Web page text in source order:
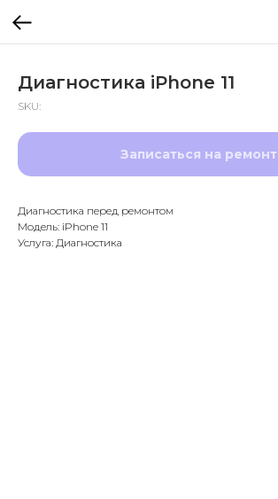
Диагностика iPhone 11
SKU:
Записаться на ремонт
Диагностика перед ремонтом
Модель: iPhone 11
Услуга: Диагностика